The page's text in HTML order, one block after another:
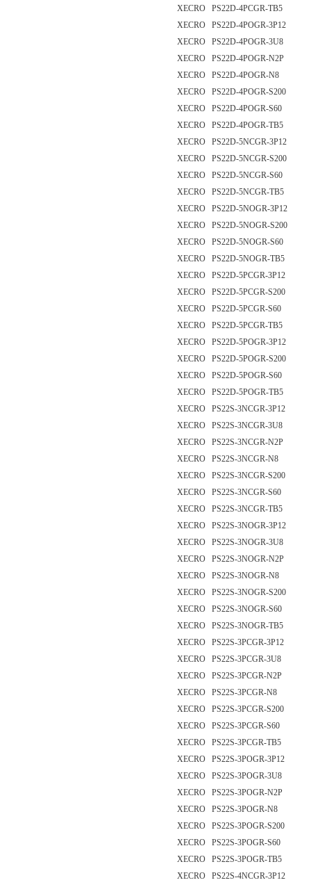
XECRO PS22D-4PCGR-TB5
XECRO PS22D-4POGR-3P12
XECRO PS22D-4POGR-3U8
XECRO PS22D-4POGR-N2P
XECRO PS22D-4POGR-N8
XECRO PS22D-4POGR-S200
XECRO PS22D-4POGR-S60
XECRO PS22D-4POGR-TB5
XECRO PS22D-5NCGR-3P12
XECRO PS22D-5NCGR-S200
XECRO PS22D-5NCGR-S60
XECRO PS22D-5NCGR-TB5
XECRO PS22D-5NOGR-3P12
XECRO PS22D-5NOGR-S200
XECRO PS22D-5NOGR-S60
XECRO PS22D-5NOGR-TB5
XECRO PS22D-5PCGR-3P12
XECRO PS22D-5PCGR-S200
XECRO PS22D-5PCGR-S60
XECRO PS22D-5PCGR-TB5
XECRO PS22D-5POGR-3P12
XECRO PS22D-5POGR-S200
XECRO PS22D-5POGR-S60
XECRO PS22D-5POGR-TB5
XECRO PS22S-3NCGR-3P12
XECRO PS22S-3NCGR-3U8
XECRO PS22S-3NCGR-N2P
XECRO PS22S-3NCGR-N8
XECRO PS22S-3NCGR-S200
XECRO PS22S-3NCGR-S60
XECRO PS22S-3NCGR-TB5
XECRO PS22S-3NOGR-3P12
XECRO PS22S-3NOGR-3U8
XECRO PS22S-3NOGR-N2P
XECRO PS22S-3NOGR-N8
XECRO PS22S-3NOGR-S200
XECRO PS22S-3NOGR-S60
XECRO PS22S-3NOGR-TB5
XECRO PS22S-3PCGR-3P12
XECRO PS22S-3PCGR-3U8
XECRO PS22S-3PCGR-N2P
XECRO PS22S-3PCGR-N8
XECRO PS22S-3PCGR-S200
XECRO PS22S-3PCGR-S60
XECRO PS22S-3PCGR-TB5
XECRO PS22S-3POGR-3P12
XECRO PS22S-3POGR-3U8
XECRO PS22S-3POGR-N2P
XECRO PS22S-3POGR-N8
XECRO PS22S-3POGR-S200
XECRO PS22S-3POGR-S60
XECRO PS22S-3POGR-TB5
XECRO PS22S-4NCGR-3P12